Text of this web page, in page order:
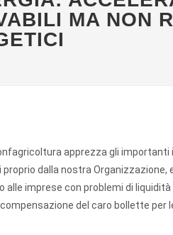
MA NON
apprezza gli
dalla nostra
imprese con problemi di
del caro bollette per